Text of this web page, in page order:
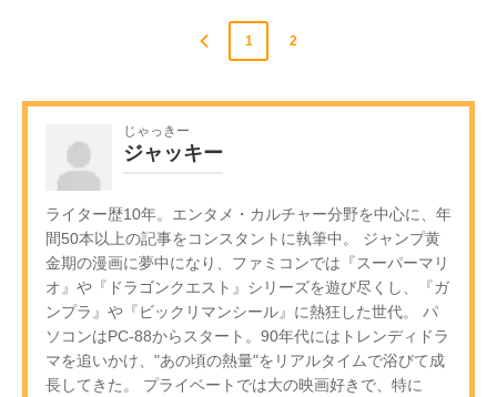
1 2
じゃっきー
ジャッキー
ライター歴10年。エンタメ・カルチャー分野を中心に、年
間50本以上の記事をコンスタントに執筆中。 ジャンプ黄
金期の漫画に夢中になり、ファミコンでは『スーパーマリ
オ』や『ドラゴンクエスト』シリーズを遊び尽くし、『ガ
ンプラ』や『ビックリマンシール』に熱狂した世代。 パ
ソコンはPC-88からスタート。90年代にはトレンディドラ
マを追いかけ、"あの頃の熱量"をリアルタイムで浴びて成
長してきた。 プライベートでは大の映画好きで、特に